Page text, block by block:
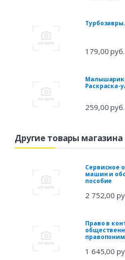
179,00 руб.
Раскраска-
259,00 руб.
Другие товары магазина
Сервисное
машин и
пособие
2 752,00
Право в
1 645,00